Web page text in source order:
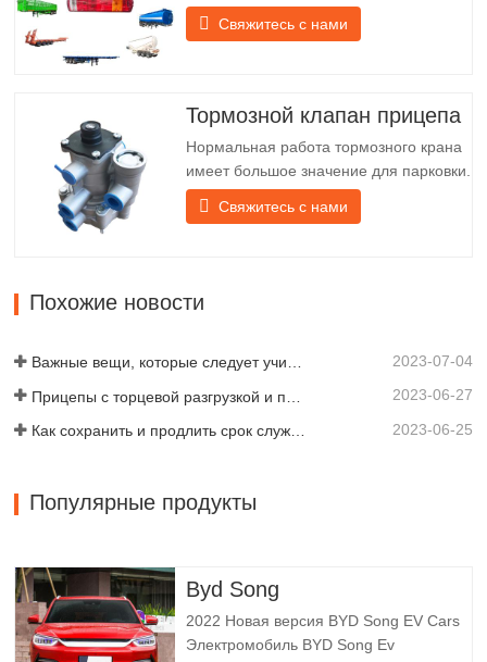
железного кронштейна, который
гораздо прочнее других материалов. В
лучшей защиты абажура и продления
срока службы задней фонарной балки
перед абажуром крепится…
Свяжитесь с нами
Тормозной клапан прицепа
Нормальная работа тормозного крана
имеет большое значение для парковки.
Он обеспечивает техническую
поддержку плавного торможения
производителей различных типов
научные…
Свяжитесь с нами
Похожие новости
Важные вещи, которые следует учитывать перед покупкой прицепа-самосвала 2023-07-04
2023-06-27
2023-06-25
Популярные продукты
Byd Song
2022 Новая версия BYD Song EV Cars
Электромобиль BYD Song Ev